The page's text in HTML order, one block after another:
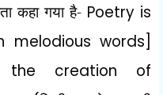
कहा गया है- Poetry is
words]
the creation of